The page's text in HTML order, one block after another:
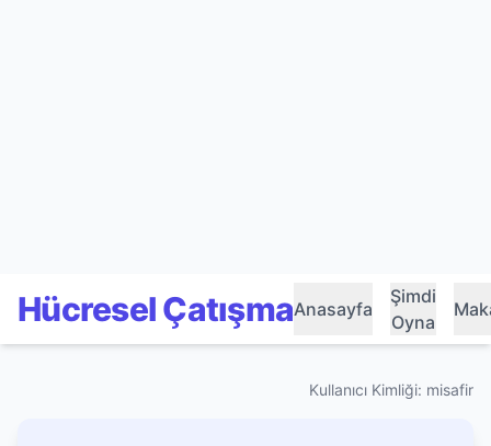
Hücresel ÇatışmaAnasayfa
Şimdi
Oyna
Kullanıcı Kimliği: misafir